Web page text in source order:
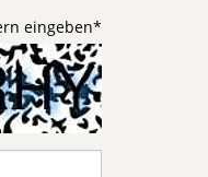
eingeben*